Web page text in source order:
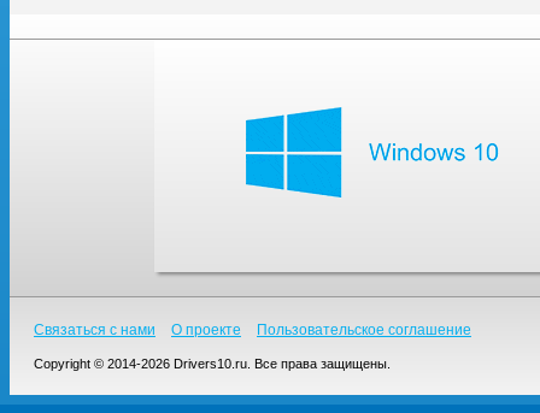
Связаться с нами О проекте Пользовательское соглашение
Copyright © 2014-2026 Drivers10.ru. Все права защищены.